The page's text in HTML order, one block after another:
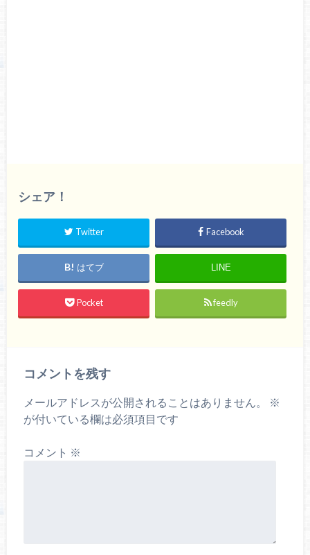
シェア！
Twitter Facebook
はてブ LINE
Pocket feedly
コメントを残す
メールアドレスが公開されることはありません。
※
が付いている欄は必須項目です
コメント ※